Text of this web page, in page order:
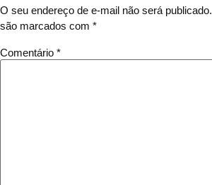
O seu endereço de e-mail não será publicado.
são marcados com *
Comentário *